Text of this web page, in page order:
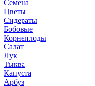
Семена
Цветы
Сидераты
Бобовые
Корнеплоды
Салат
Лук
Тыква
Капуста
Арбуз